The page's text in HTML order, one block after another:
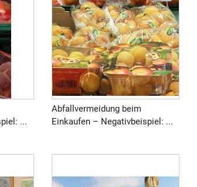
...
Abfallvermeidung beim
Einkaufen – Negativbeispiel: ...